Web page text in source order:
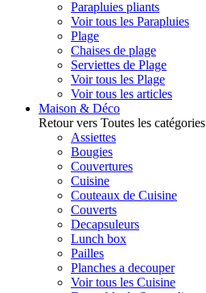
Parapluies pliants
Voir tous les Parapluies
Plage
Chaises de plage
Serviettes de Plage
Voir tous les Plage
Voir tous les articles
Maison & Déco
Retour vers Toutes les catégories
Assiettes
Bougies
Couvertures
Cuisine
Couteaux de Cuisine
Couverts
Decapsuleurs
Lunch box
Pailles
Planches a decouper
Voir tous les Cuisine